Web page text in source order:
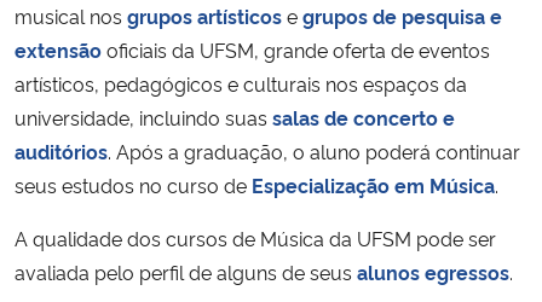
musical nos grupos artísticosegrupos de pesquisa e
extensãooficiais da UFSM, grande oferta de eventos
artísticos, pedagógicos e culturais nos espaços da
universidade, incluindo suas salas de concerto e
auditórios. Após a graduação, o aluno poderá continuar
seus estudos no curso de Especialização em Música.
A qualidade dos cursos de Música da UFSM pode ser
avaliada pelo perfil de alguns de seus alunosegressos.